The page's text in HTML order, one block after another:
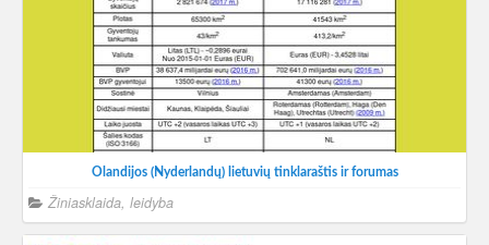
Olandijos (Nyderlandų) lietuvių tinklaraštis ir forumas
Žiniasklaida, leidyba